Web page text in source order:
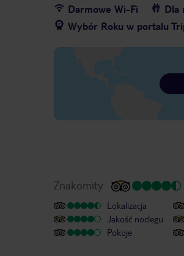
Darmowe Wi-Fi
Dla
Wybór Roku w portalu
Znakomity
Lokalizacja
Jakość noclegu
Pokoje